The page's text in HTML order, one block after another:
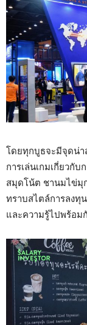
โดยทุกบูธจะมีจุดน่า
การเล่นเกมเกี่ยวกั
สมุดโน้ต ชานมไข่มุ
ทราบสไตล์การลงทุ
และความรู้ไปพร้อม